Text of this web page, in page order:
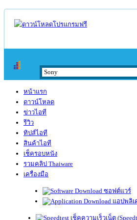
หน้าแรก
ดาวน์โหลด
ข่าวไอที
รีวิว
ทิปส์ไอที
สินค้าไอที
เช็ครอบหนัง
รวมคลิป Thaiware
เครื่องมือ
ซอฟต์แวร์
แอปพลิ
เช็คความเร็วเน็ต